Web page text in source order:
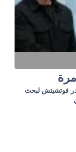
فوتشيتش لبحث